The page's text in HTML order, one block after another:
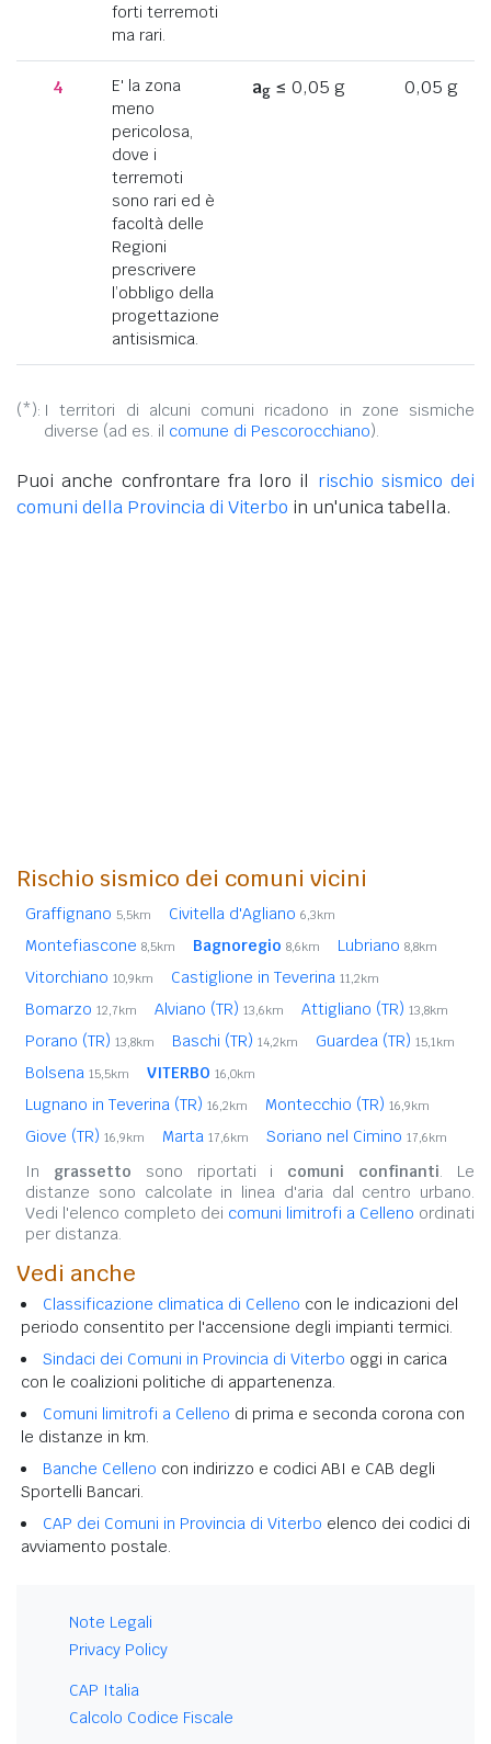
forti terremoti
ma rari.
4
E' la zona
meno
pericolosa,
dove i
terremoti
sono rari ed è
facoltà delle
Regioni
prescrivere
l’obbligo della
progettazione
antisismica.
ag≤ 0,05 g 0,05 g
(*): I territori di alcuni comuni ricadono in zone sismiche
diverse (ad es. il comune di Pescorocchiano).
Puoi anche confrontare fra loro il rischio sismico dei
comuni della Provincia di Viterbo in un'unica tabella.
Rischio sismico dei comuni vicini
Graffignano 5,5km Civitella d'Agliano 6,3km
Montefiascone 8,5km Bagnoregio 8,6km Lubriano 8,8km
Vitorchiano 10,9km Castiglione in Teverina 11,2km
Bomarzo 12,7km Alviano (TR) 13,6km Attigliano (TR) 13,8km
Porano (TR) 13,8km Baschi (TR) 14,2km Guardea (TR) 15,1km
Bolsena 15,5km VITERBO 16,0km
Lugnano in Teverina (TR) 16,2km Montecchio (TR) 16,9km
Giove (TR) 16,9km Marta 17,6km Soriano nel Cimino 17,6km
In grassetto sono riportati i comuni confinanti. Le
distanze sono calcolate in linea d'aria dal centro urbano.
Vedi l'elenco completo dei comuni limitrofi a Celleno ordinati
per distanza.
Vedi anche
Classificazione climatica di Celleno con le indicazioni del
periodo consentito per l'accensione degli impianti termici.
Sindaci dei Comuni in Provincia di Viterbo oggi in carica
con le coalizioni politiche di appartenenza.
Comuni limitrofi a Celleno di prima e seconda corona con
le distanze in km.
Banche Celleno con indirizzo e codici ABI e CAB degli
Sportelli Bancari.
CAP dei Comuni in Provincia di Viterbo elenco dei codici di
avviamento postale.
Note Legali
Privacy Policy
CAP Italia
Calcolo Codice Fiscale